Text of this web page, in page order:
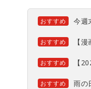
おすすめ 今週
おすすめ 【
おすすめ 【
おすすめ 雨の